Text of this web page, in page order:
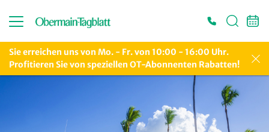
Sie erreichen uns von Mo. - Fr. von 10:00 - 16:00 Uhr.
Profitieren Sie von speziellen OT-Abonnenten Rabatten!
Es konnten keine gültigen Angebote gefunden werden. Bitte wenden Sie sich an